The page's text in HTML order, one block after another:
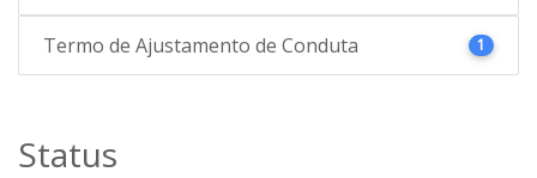
Termo de Ajustamento de Conduta 1
Status